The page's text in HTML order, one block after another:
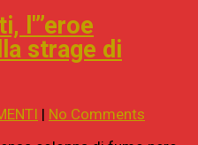
l'”eroe
strage di
| No Comments